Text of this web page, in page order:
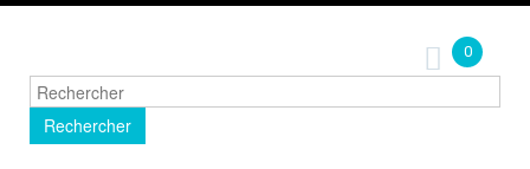
0
Rechercher